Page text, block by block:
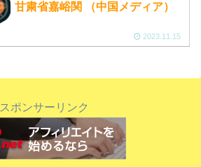
甘粛省嘉峪関 （中国メディア）
2023.11.15
スポンサーリンク